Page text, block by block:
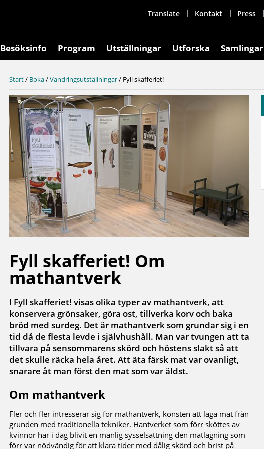
Translate Kontakt Press
Besöksinfo Program Utställningar Utforska Samlingar
Start/ Boka/Vandringsutställningar/ Fyll skafferiet!
Fyll skafferiet! Om
mathantverk
I Fyll skafferiet! visas olika typer av mathantverk, att
konservera grönsaker, göra ost, tillverka korv och baka
bröd med surdeg. Det är mathantverk som grundar sig i en
tid då de flesta levde i självhushåll. Man var tvungen att ta
tillvara på sensommarens skörd och höstens slakt så att
det skulle räcka hela året. Att äta färsk mat var ovanligt,
snarare åt man först den mat som var äldst.
Om mathantverk
Fler och fler intresserar sig för mathantverk, konsten att laga mat från
grunden med traditionella tekniker. Hantverket som förr sköttes av
kvinnor har i dag blivit en manlig sysselsättning den matlagning som
förr var nödvändig för att klara tider med dålig skörd och brist på